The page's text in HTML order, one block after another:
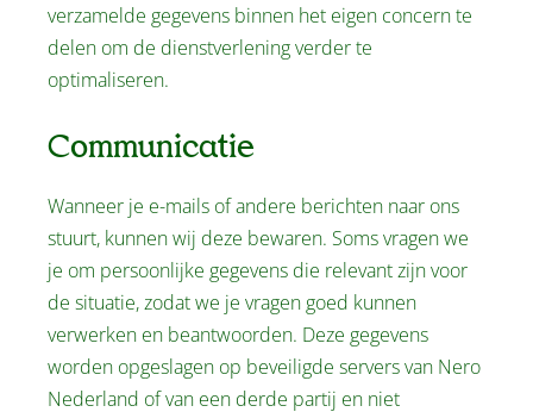
verzamelde gegevens binnen het eigen concern te
delen om de dienstverlening verder te
optimaliseren.
Communicatie
Wanneer je e-mails of andere berichten naar ons
stuurt, kunnen wij deze bewaren. Soms vragen we
je om persoonlijke gegevens die relevant zijn voor
de situatie, zodat we je vragen goed kunnen
verwerken en beantwoorden. Deze gegevens
worden opgeslagen op beveiligde servers van Nero
Nederland of van een derde partij en niet